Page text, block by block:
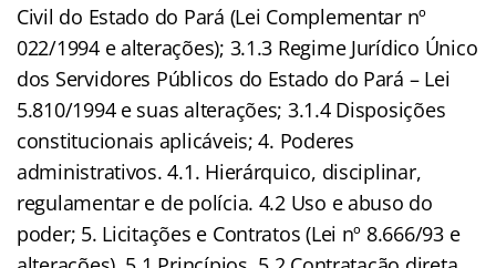
Civil do Estado do Pará (Lei Complementar nº
022/1994 e alterações); 3.1.3 Regime Jurídico Único
dos Servidores Públicos do Estado do Pará – Lei
5.810/1994 e suas alterações; 3.1.4 Disposições
constitucionais aplicáveis; 4. Poderes
administrativos. 4.1. Hierárquico, disciplinar,
regulamentar e de polícia. 4.2 Uso e abuso do
poder; 5. Licitações e Contratos (Lei nº 8.666/93 e